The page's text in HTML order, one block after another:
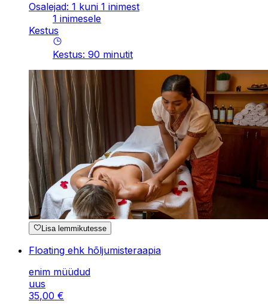
Osalejad: 1 kuni 1 inimest
1 inimesele
Kestus
Kestus: 90 minutit
Lisa lemmikutesse
Floating ehk hõljumisteraapia
enim müüdud
uus
35,00 €